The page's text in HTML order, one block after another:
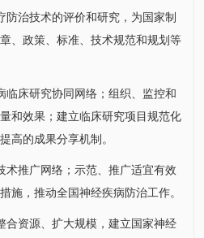
防治技术的评价和研究，为国家制
、政策、标准、技术规范和规划等
临床研究协同网络；组织、监控和
和效果；建立临床研究项目规范化
高的成果分享机制。
术推广网络；示范、推广适宜有效
施，推动全国神经疾病防治工作。
合资源、扩大规模，建立国家神经